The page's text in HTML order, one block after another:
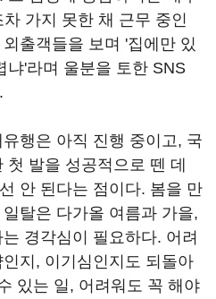
가지 못한 채 근무 중인
출객들을 보며 '집에만 있
냐'라며 울분을 토한 SNS
행은 아직 진행 중이고, 국
발을 성공적으로 뗀 데
안 된다는 점이다. 봄을 만
탈은 다가올 여름과 가을,
경각심이 필요하다. 어려
지, 이기심인지도 되돌아
있는 일, 어려워도 꼭 해야